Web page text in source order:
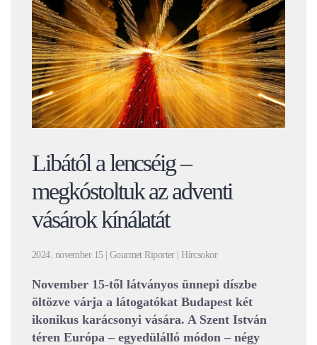
Libától a lencséig –
megkóstoltuk az adventi
vásárok kínálatát
2024. november 15 | Gourmet Riporter | Hírcsokor
November 15-től látványos ünnepi díszbe
öltözve várja a látogatókat Budapest két
ikonikus karácsonyi vására. A Szent István
téren Európa – egyedülálló módon – négy